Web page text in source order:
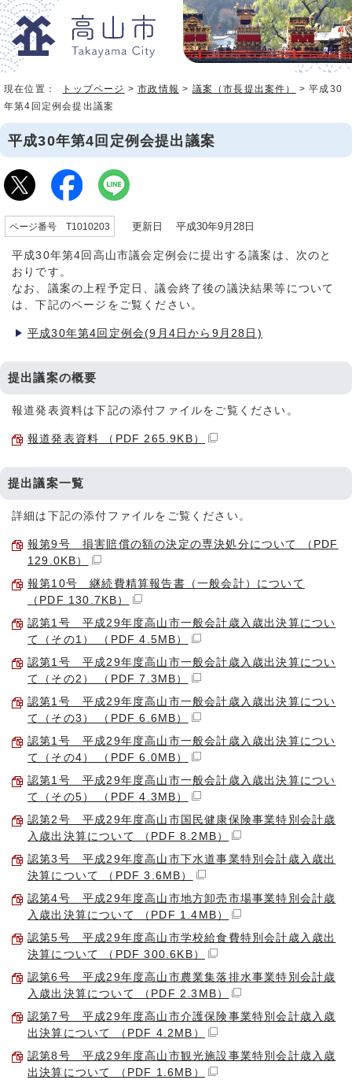
現在位置： トップページ >市政情報 > 議案（市長提出案件）
> 平成30
年第4回定例会提出議案
平成30年第4回定例会提出議案
ページ番号 T1010203 更新日 平成30年9月28日
平成30年第4回高山市議会定例会に提出する議案は、次のと
おりです。
なお、議案の上程予定日、議会終了後の議決結果等について
は、下記のページをご覧ください。
平成30年第4回定例会(9月4日から9月28日)
提出議案の概要
報道発表資料は下記の添付ファイルをご覧ください。
報道発表資料 （PDF 265.9KB）
提出議案一覧
詳細は下記の添付ファイルをご覧ください。
報第9号 損害賠償の額の決定の専決処分について （PDF
129.0KB）
報第10号 継続費精算報告書（一般会計）について
（PDF 130.7KB）
認第1号 平成29年度高山市一般会計歳入歳出決算につい
て（その1） （PDF 4.5MB）
認第1号 平成29年度高山市一般会計歳入歳出決算につい
て（その2） （PDF 7.3MB）
認第1号 平成29年度高山市一般会計歳入歳出決算につい
て（その3） （PDF 6.6MB）
認第1号 平成29年度高山市一般会計歳入歳出決算につい
て（その4） （PDF 6.0MB）
認第1号 平成29年度高山市一般会計歳入歳出決算につい
て（その5） （PDF 4.3MB）
認第2号 平成29年度高山市国民健康保険事業特別会計歳
入歳出決算について （PDF 8.2MB）
認第3号 平成29年度高山市下水道事業特別会計歳入歳出
決算について （PDF 3.6MB）
認第4号 平成29年度高山市地方卸売市場事業特別会計歳
入歳出決算について （PDF 1.4MB）
認第5号 平成29年度高山市学校給食費特別会計歳入歳出
決算について （PDF 300.6KB）
認第6号 平成29年度高山市農業集落排水事業特別会計歳
入歳出決算について （PDF 2.3MB）
認第7号 平成29年度高山市介護保険事業特別会計歳入歳
出決算について （PDF 4.2MB）
認第8号 平成29年度高山市観光施設事業特別会計歳入歳
出決算について （PDF 1.6MB）